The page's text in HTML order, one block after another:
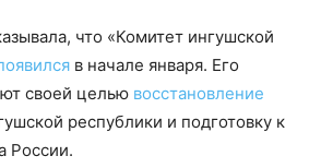
что «Комитет ингушской
в начале января. Его
своей целью восстановление
республики и подготовку к
России.